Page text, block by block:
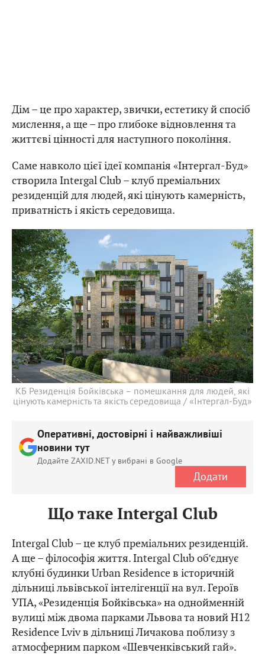
Дім – це про характер, звички, естетику й спосіб
мислення, а ще – про глибоке відновлення та
життєві цінності для наступного покоління.
Саме навколо цієї ідеї компанія «Інтергал-Буд»
створила Intergal Club – клуб преміальних
резиденцій для людей, які цінують камерність,
приватність і якість середовища.
КБ Резиденція Бойківська – помешкання для людей, які
цінують камерність та якість середовища / «Інтергал-Буд»
Оперативні, достовірні і найважливіші
новини тут
Додайте ZAXID.NET у вибрані в Google
Додати
Що таке Intergal Club
Intergal Club – це клуб преміальних резиденцій.
А ще – філософія життя. Intergal Club об’єднує
клубні будинки Urban Residence в історичній
дільниці львівської інтелігенції на вул. Героїв
УПА, «Резиденція Бойківська» на однойменній
вулиці між двома парками Львова та новий H12
Residence Lviv в дільниці Личакова поблизу з
атмосферним парком «Шевченківський гай».